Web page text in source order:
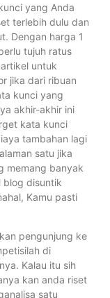
yang Anda
terlebih dulu dan
Dengan harga 1
tujuh ratus
untuk
jika dari ribuan
kunci yang
akhir-akhir ini
kata kunci
tambahan lagi
satu jika
memang banyak
blog disuntik
Kamu pasti
pengunjung ke
di
Kalau itu sih
kan anda riset
satu